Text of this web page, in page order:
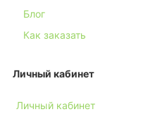
Блог
Как заказать
Личный кабинет
Личный кабинет